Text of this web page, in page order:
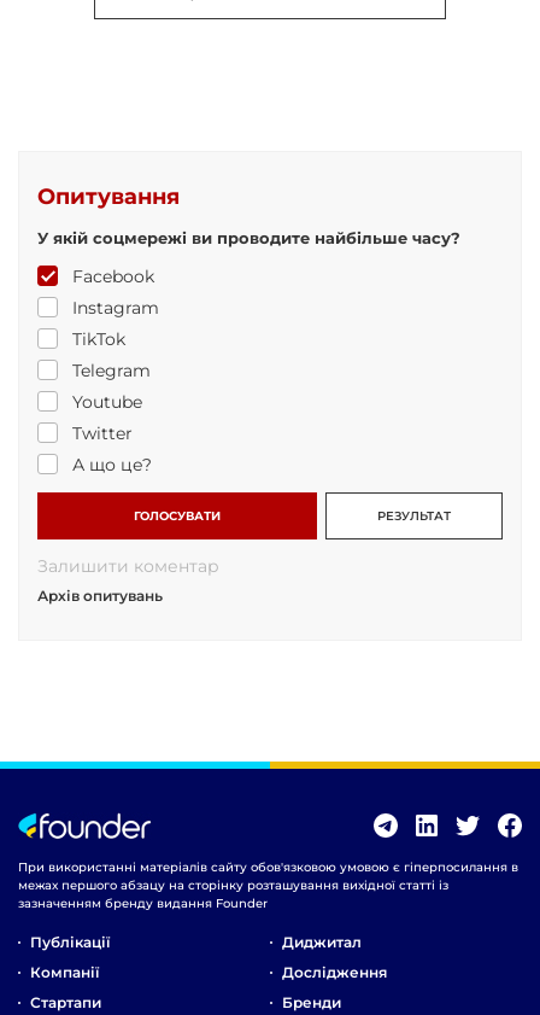
Опитування
У якій соцмережі ви проводите найбільше часу?
Facebook
Instagram
TikTok
Telegram
Youtube
Twitter
А що це?
ГОЛОСУВАТИ РЕЗУЛЬТАТ
Залишити коментар
Архів опитувань
При використанні матеріалів сайту обов'язковою умовою є гіперпосилання в
межах першого абзацу на сторінку розташування вихідної статті із
зазначенням бренду видання Founder
Публікації
Компанії
Стартапи
Диджитал
Дослідження
Бренди